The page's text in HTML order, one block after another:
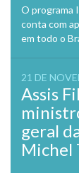
O programa
conta com
em todo o
21 DE
Assis
geral
Michel